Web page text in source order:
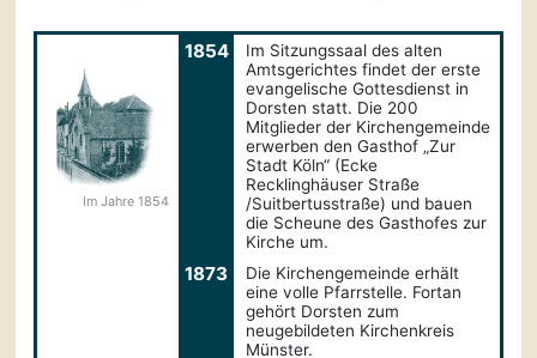
Im Jahre 1854
1854
Im Sitzungssaal des alten
Amtsgerichtes findet der erste
evangelische Gottesdienst in
Dorsten statt. Die 200
Mitglieder der Kirchengemeinde
erwerben den Gasthof „Zur
Stadt Köln“ (Ecke
Recklinghäuser Straße
/Suitbertusstraße) und bauen
die Scheune des Gasthofes zur
Kirche um.
1873
Die Kirchengemeinde erhält
eine volle Pfarrstelle. Fortan
gehört Dorsten zum
neugebildeten Kirchenkreis
Münster.